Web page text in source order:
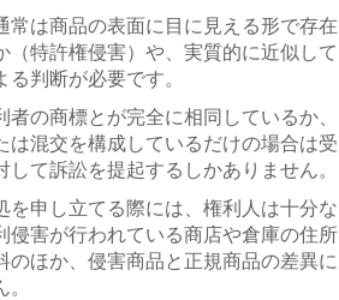
は商品の表面に目に見える形で存在
特許権侵害）や、実質的に近似して
判断が必要です。
の商標とが完全に相同しているか、
混交を構成しているだけの場合は受
て訴訟を提起するしかありません。
申し立てる際には、権利人は十分な
害が行われている商店や倉庫の住所
ほか、侵害商品と正規商品の差異に